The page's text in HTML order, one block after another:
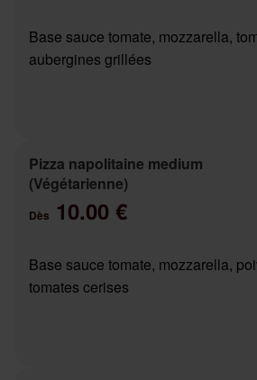
Base sauce tomate, mozzarella,
aubergines grillées
Pizza napolitaine medium
(Végétarienne)
Dès 10.00 €
Base sauce tomate, mozzarella,
tomates cerises